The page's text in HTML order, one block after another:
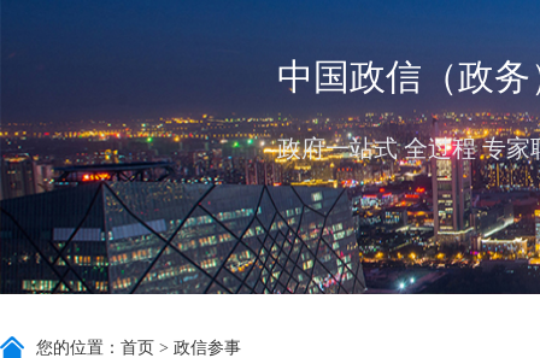
中国政信（政
保就业 稳民生 促发展
您的位置： 首页 > 政信参事